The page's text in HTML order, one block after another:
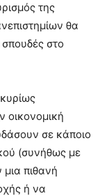
της
θα
στο
οικονομική
σε κάποιο
(συνήθως με
πιθανή
ή να